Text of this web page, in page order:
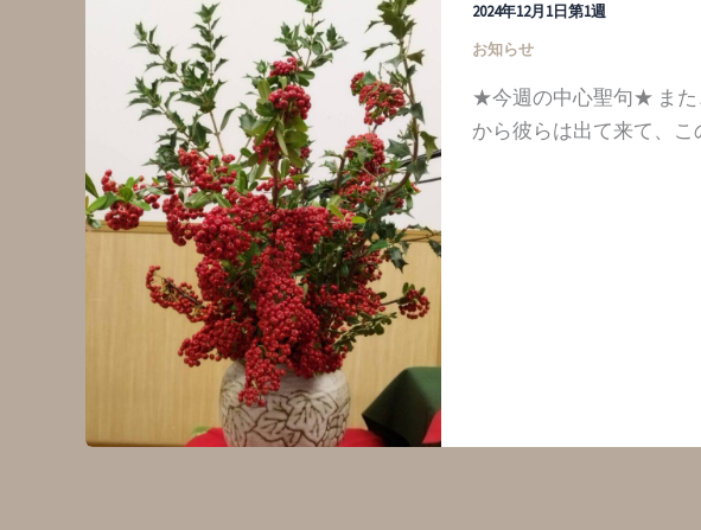
2024年12月1日第1週
お知らせ
★今週の中心聖句★ また
から彼らは出て来て、